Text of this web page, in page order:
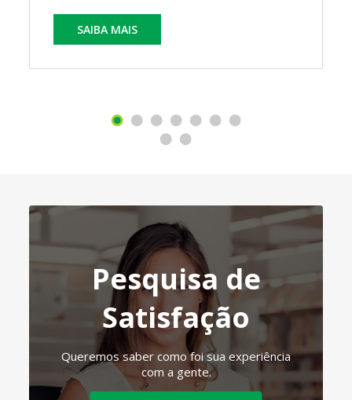
SAIBA MAIS
Pesquisa de
Satisfação
Queremos saber como foi sua experiência
com a gente.